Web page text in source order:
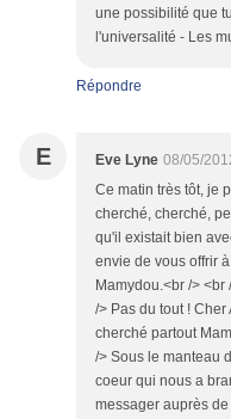
une possibilité que
l'universalité - Les
Répondre
E Eve Lyne 08/05/
Ce matin très tôt, je
cherché, cherché,
qu'il existait bien
envie de vous offrir
Mamydou.<br />
/> Pas du tout ! Cher
cherché partout
/> Sous le manteau
coeur qui nous a
messager auprès